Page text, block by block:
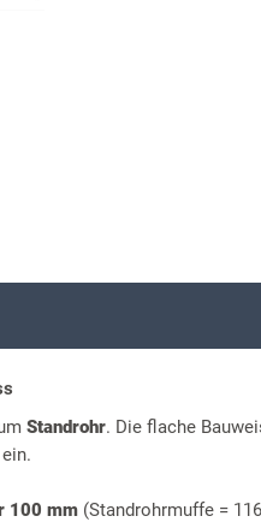
Standrohr. Die flache
100 mm (Standrohrmuffe =